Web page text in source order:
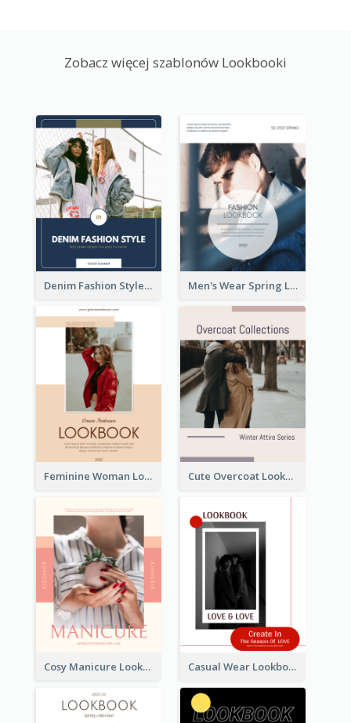
Zobacz więcej szablonów Lookbooki
Denim Fashion Style Lookbook Men's Wear Spring Lookbook
Feminine Woman Lookbook Cute Overcoat Lookbook
Cosy Manicure Lookbook Casual Wear Lookbook